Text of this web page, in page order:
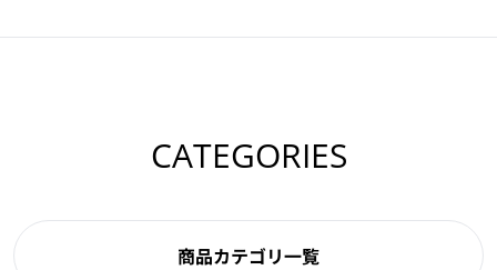
CATEGORIES
商品カテゴリ一覧